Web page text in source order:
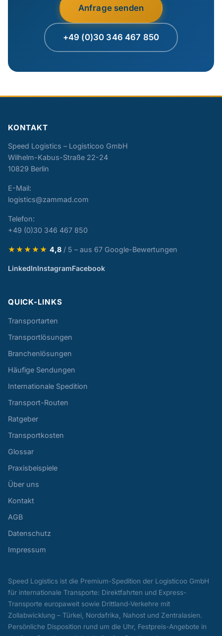
Anfrage senden
+49 (0)30 346 467 850
KONTAKT
Speed Logistics – Logisticoo GmbH
Wilhelm-Kabus-Straße 22-24
10829 Berlin
E-Mail:
logistics@zammad.com
Telefon:
+49 (0)30 346 467 850
★★★★★ 4,8 / 5 – aus 67 Google-Bewertungen
LinkedInInstagramFacebook
QUICK-LINKS
Transportarten
Transportlösungen
Branchenlösungen
Häufige Sendungen
Internationale Spedition
Transport-Routen
Ratgeber
Transportkosten
Glossar
Praxisbeispiele
Über uns
Kontakt
AGB
Datenschutz
Impressum
Speed Logistics ist die Premium-Spedition der Logisticoo GmbH
für internationale Transporte: Direktfahrten und Express-
Transporte europaweit sowie Drittland-Verkehre mit
Zollabwicklung – Türkei, Nordafrika, Nahost und Zentralasien.
Persönliche Disposition rund um die Uhr, Festpreis-Angebote in